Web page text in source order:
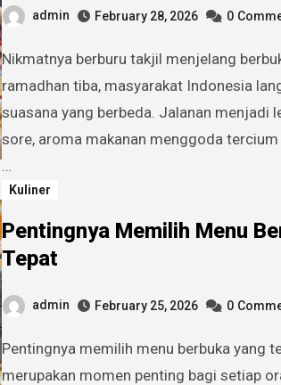
admin February 28, 2026 0
Nikmatnya berburu takjil menjelang berbuka. Setiap bulan
ramadhan tiba, masyarakat Indonesia
suasana yang berbeda. Jalanan menjadi
sore, aroma makanan menggoda
…
Kuliner
Pentingnya Memilih Menu
Tepat
admin February 25, 2026 0
Pentingnya memilih menu berbuka yang tepat. Berbuka puasa
merupakan momen penting bagi setiap